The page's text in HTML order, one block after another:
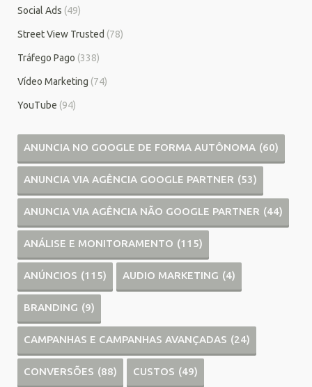
Social Ads (49)
Street View Trusted (78)
Tráfego Pago (338)
Vídeo Marketing (74)
YouTube (94)
ANUNCIA NO GOOGLE DE FORMA AUTÔNOMA (60)
ANUNCIA VIA AGÊNCIA GOOGLE PARTNER (53)
ANUNCIA VIA AGÊNCIA NÃO GOOGLE PARTNER (44)
ANÁLISE E MONITORAMENTO (115)
ANÚNCIOS (115) AUDIO MARKETING (4)
BRANDING (9)
CAMPANHAS E CAMPANHAS AVANÇADAS (24)
CONVERSÕES (88) CUSTOS (49)